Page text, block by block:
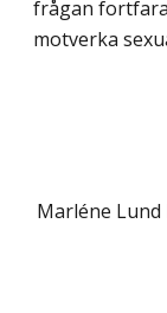
frågan
motverka
Marléne